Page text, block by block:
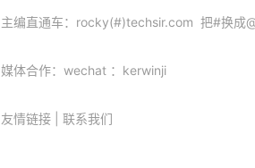
主编直通车：rocky(#)techsir.com 把#换成
媒体合作：wechat ：kerwinji
友情链接 联系我们